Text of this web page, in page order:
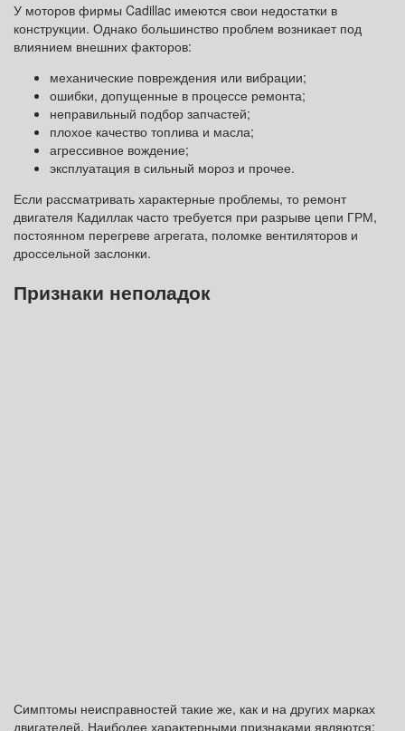
У моторов фирмы Cadillac имеются свои недостатки в
конструкции. Однако большинство проблем возникает под
влиянием внешних факторов:
механические повреждения или вибрации;
ошибки, допущенные в процессе ремонта;
неправильный подбор запчастей;
плохое качество топлива и масла;
агрессивное вождение;
эксплуатация в сильный мороз и прочее.
Если рассматривать характерные проблемы, то ремонт
двигателя Кадиллак часто требуется при разрыве цепи ГРМ,
постоянном перегреве агрегата, поломке вентиляторов и
дроссельной заслонки.
Признаки неполадок
Симптомы неисправностей такие же, как и на других марках
двигателей. Наиболее характерными признаками являются: